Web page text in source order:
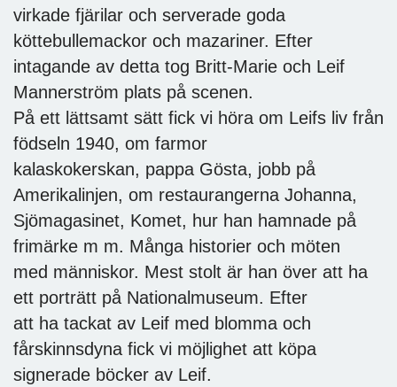
virkade fjärilar och serverade goda
köttebullemackor och mazariner. Efter
intagande av detta tog Britt-Marie och Leif
Mannerström plats på scenen.
På ett lättsamt sätt fick vi höra om Leifs liv från
födseln 1940, om farmor
kalaskokerskan, pappa Gösta, jobb på
Amerikalinjen, om restaurangerna Johanna,
Sjömagasinet, Komet, hur han hamnade på
frimärke m m. Många historier och möten
med människor. Mest stolt är han över att ha
ett porträtt på Nationalmuseum. Efter
att ha tackat av Leif med blomma och
fårskinnsdyna fick vi möjlighet att köpa
signerade böcker av Leif.